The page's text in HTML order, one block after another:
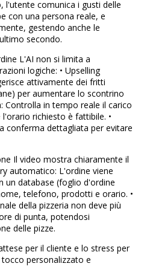
l'utente comunica i gusti delle
con una persona reale, e
gestendo anche le
secondo.
L'AI non si limita a
logiche: •⁠ ⁠Upselling
attivamente dei fritti
per aumentare lo scontrino
Controlla in tempo reale il carico
richiesto è fattibile. •⁠
conferma dettagliata per evitare
Il video mostra chiaramente il
automatico: L'ordine viene
un database (foglio d'ordine
telefono, prodotti e orario. •⁠
della pizzeria non deve più
di punta, potendosi
delle pizze.
per il cliente e lo stress per
personalizzato e